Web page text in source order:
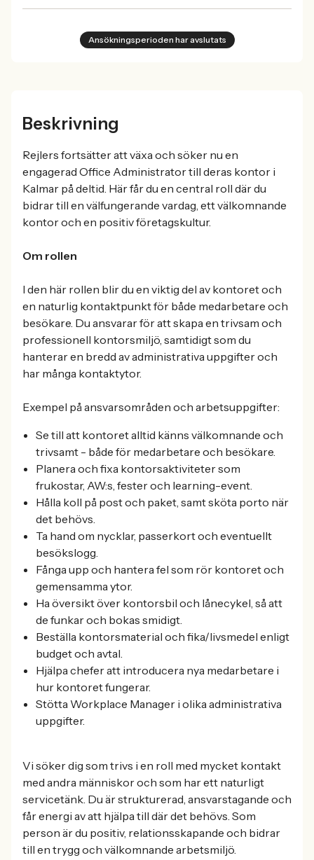
Ansökningsperioden har avslutats
Beskrivning
Rejlers fortsätter att växa och söker nu en
engagerad Office Administrator till deras kontor i
Kalmar på deltid. Här får du en central roll där du
bidrar till en välfungerande vardag, ett välkomnande
kontor och en positiv företagskultur.
Om rollen
I den här rollen blir du en viktig del av kontoret och
en naturlig kontaktpunkt för både medarbetare och
besökare. Du ansvarar för att skapa en trivsam och
professionell kontorsmiljö, samtidigt som du
hanterar en bredd av administrativa uppgifter och
har många kontaktytor.
Exempel på ansvarsområden och arbetsuppgifter:
Se till att kontoret alltid känns välkomnande och
trivsamt - både för medarbetare och besökare.
Planera och fixa kontorsaktiviteter som
frukostar, AW:s, fester och learning-event.
Hålla koll på post och paket, samt sköta porto när
det behövs.
Ta hand om nycklar, passerkort och eventuellt
besökslogg.
Fånga upp och hantera fel som rör kontoret och
gemensamma ytor.
Ha översikt över kontorsbil och lånecykel, så att
de funkar och bokas smidigt.
Beställa kontorsmaterial och fika/livsmedel enligt
budget och avtal.
Hjälpa chefer att introducera nya medarbetare i
hur kontoret fungerar.
Stötta Workplace Manager i olika administrativa
uppgifter.
Vi söker dig som trivs i en roll med mycket kontakt
med andra människor och som har ett naturligt
servicetänk. Du är strukturerad, ansvarstagande och
får energi av att hjälpa till där det behövs. Som
person är du positiv, relationsskapande och bidrar
till en trygg och välkomnande arbetsmiljö.